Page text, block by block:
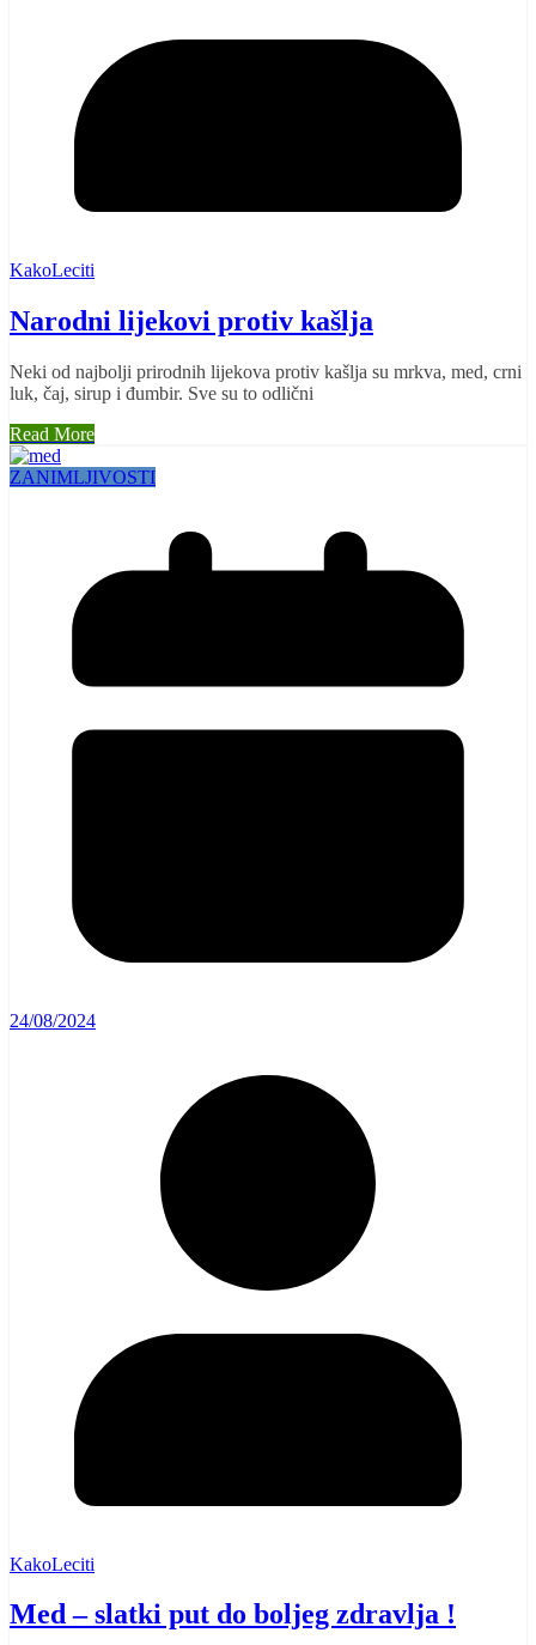
KakoLeciti
Narodni lijekovi protiv kašlja
Neki od najbolji prirodnih lijekova protiv kašlja su mrkva, med, crni
luk, čaj, sirup i đumbir. Sve su to odlični
Read More
ZANIMLJIVOSTI
24/08/2024
KakoLeciti
Med – slatki put do boljeg zdravlja !